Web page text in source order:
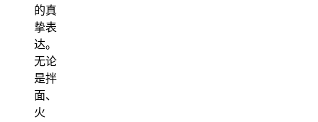
的真
挚表
达。
无论
是拌
面、
火